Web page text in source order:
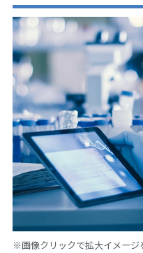
※画像クリックで拡大イメージ